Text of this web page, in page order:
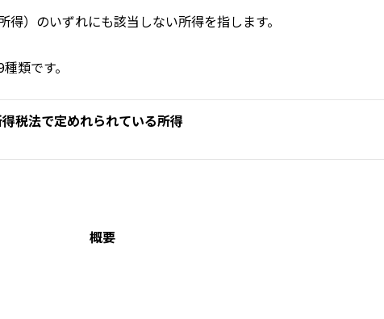
）のいずれにも該当しない所得を指します。
類です。
税法で定めれられている所得
概要